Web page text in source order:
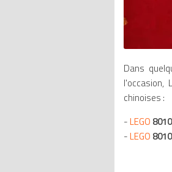
Dans
l'occasion,
chinoises :
-LEGO
-LEGO